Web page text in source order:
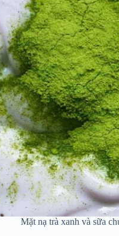
Mặt nạ trà xanh và sữa